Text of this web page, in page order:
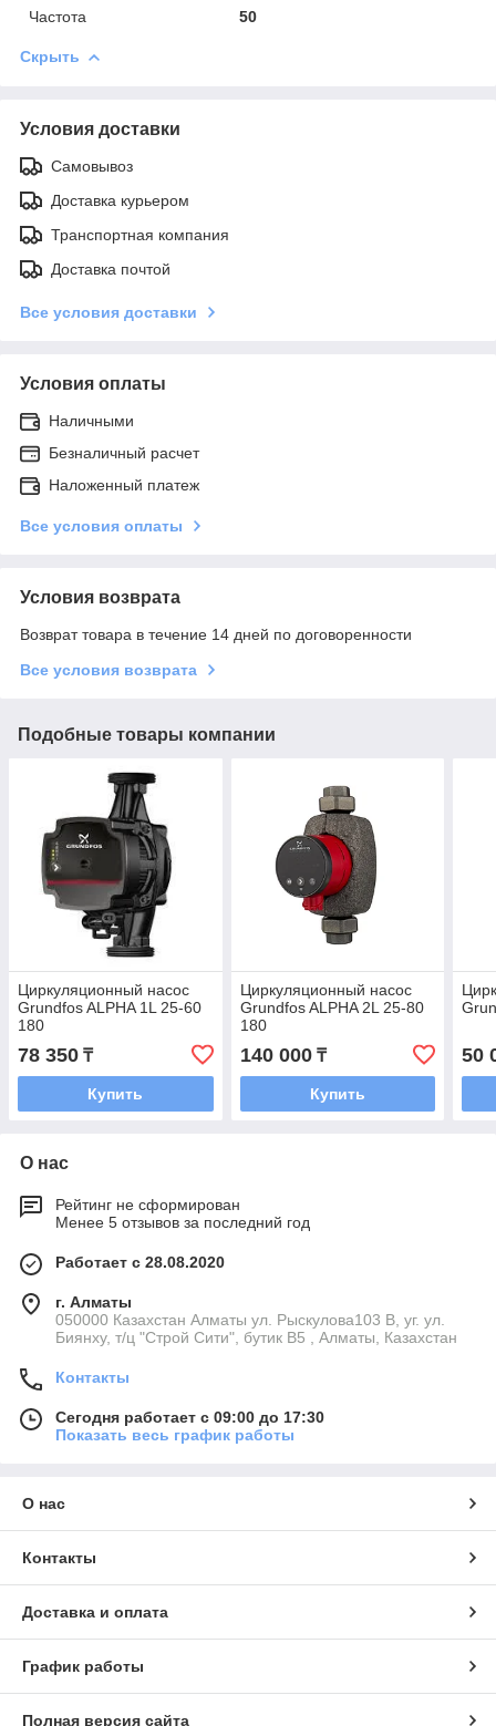
Частота
50
Скрыть
Условия доставки
Самовывоз
Доставка курьером
Транспортная компания
Доставка почтой
Все условия доставки
Условия оплаты
Наличными
Безналичный расчет
Наложенный платеж
Все условия оплаты
Условия возврата
Возврат товара в течение 14 дней по договоренности
Все условия возврата
Подобные товары компании
Циркуляционный насос
Grundfos ALPHA 1L 25-60
180
78 350 ₸
Купить
Циркуляционный насос
Grundfos ALPHA 2L 25-80
180
140 000₸
Купить
50
О нас
Рейтинг не сформирован
Менее 5 отзывов за последний год
Работает с 28.08.2020
г. Алматы
050000 Казахстан Алматы ул. Рыскулова103 В, уг. ул.
Биянху, т/ц "Строй Сити", бутик В5 , Алматы, Казахстан
Контакты
Сегодня работает с 09:00 до 17:30
Показать весь график работы
О нас
Контакты
Доставка и оплата
График работы
Полная версия сайта